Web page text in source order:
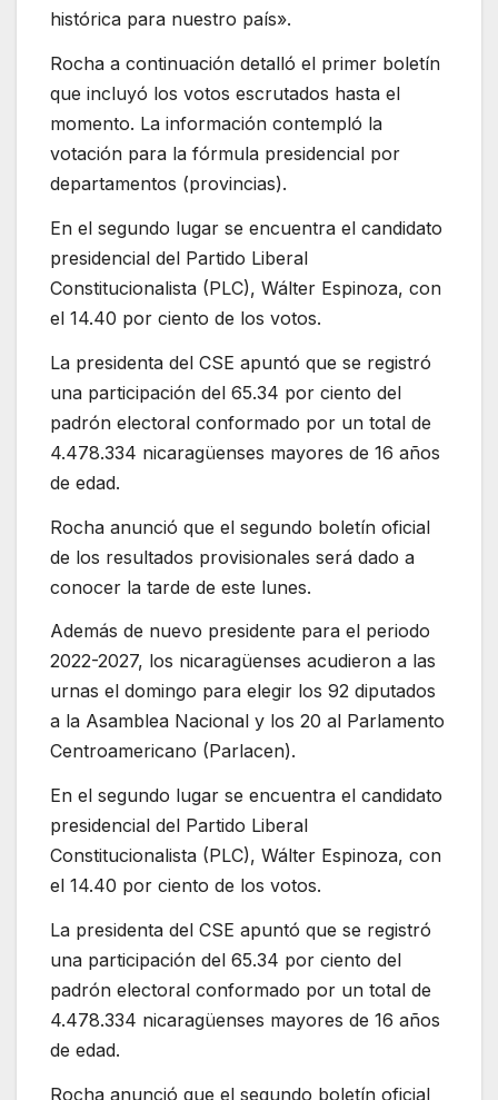
histórica para nuestro país».
Rocha a continuación detalló el primer boletín
que incluyó los votos escrutados hasta el
momento. La información contempló la
votación para la fórmula presidencial por
departamentos (provincias).
En el segundo lugar se encuentra el candidato
presidencial del Partido Liberal
Constitucionalista (PLC), Wálter Espinoza, con
el 14.40 por ciento de los votos.
La presidenta del CSE apuntó que se registró
una participación del 65.34 por ciento del
padrón electoral conformado por un total de
4.478.334 nicaragüenses mayores de 16 años
de edad.
Rocha anunció que el segundo boletín oficial
de los resultados provisionales será dado a
conocer la tarde de este lunes.
Además de nuevo presidente para el periodo
2022-2027, los nicaragüenses acudieron a las
urnas el domingo para elegir los 92 diputados
a la Asamblea Nacional y los 20 al Parlamento
Centroamericano (Parlacen).
En el segundo lugar se encuentra el candidato
presidencial del Partido Liberal
Constitucionalista (PLC), Wálter Espinoza, con
el 14.40 por ciento de los votos.
La presidenta del CSE apuntó que se registró
una participación del 65.34 por ciento del
padrón electoral conformado por un total de
4.478.334 nicaragüenses mayores de 16 años
de edad.
Rocha anunció que el segundo boletín oficial